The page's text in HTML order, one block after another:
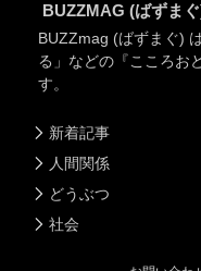
BUZZMAG (ばずま
BUZZmag (ばずまぐ)
る」などの『こころお
す。
新着記事
人間関係
どうぶつ
社会